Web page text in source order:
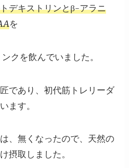
デキストリンとβ-アラニ
を
クを飲んでいました。
であり、初代筋トレリーダ
ます。
、無くなったので、天然の
摂取しました。